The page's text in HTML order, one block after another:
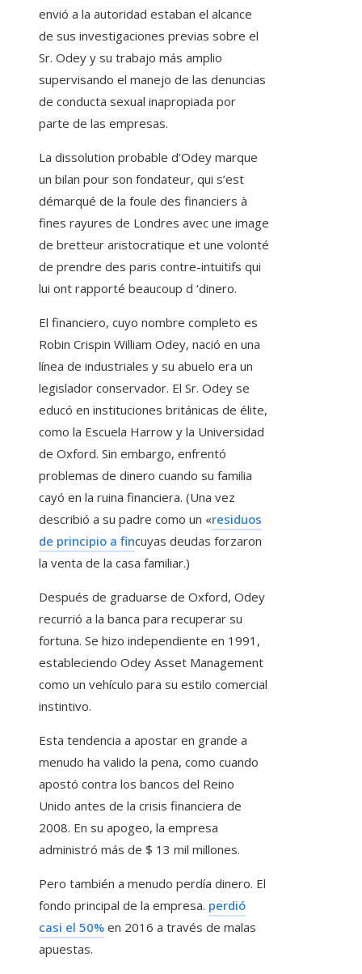
envió a la autoridad estaban el alcance
de sus investigaciones previas sobre el
Sr. Odey y su trabajo más amplio
supervisando el manejo de las denuncias
de conducta sexual inapropiada por
parte de las empresas.
La dissolution probable d’Odey marque
un bilan pour son fondateur, qui s’est
démarqué de la foule des financiers à
fines rayures de Londres avec une image
de bretteur aristocratique et une volonté
de prendre des paris contre-intuitifs qui
lui ont rapporté beaucoup d ‘dinero.
El financiero, cuyo nombre completo es
Robin Crispin William Odey, nació en una
línea de industriales y su abuelo era un
legislador conservador. El Sr. Odey se
educó en instituciones británicas de élite,
como la Escuela Harrow y la Universidad
de Oxford. Sin embargo, enfrentó
problemas de dinero cuando su familia
cayó en la ruina financiera. (Una vez
describió a su padre como un «residuos
de principio a fincuyas deudas forzaron
la venta de la casa familiar.)
Después de graduarse de Oxford, Odey
recurrió a la banca para recuperar su
fortuna. Se hizo independiente en 1991,
estableciendo Odey Asset Management
como un vehículo para su estilo comercial
instintivo.
Esta tendencia a apostar en grande a
menudo ha valido la pena, como cuando
apostó contra los bancos del Reino
Unido antes de la crisis financiera de
2008. En su apogeo, la empresa
administró más de $ 13 mil millones.
Pero también a menudo perdía dinero. El
fondo principal de la empresa. perdió
casi el 50% en 2016 a través de malas
apuestas.